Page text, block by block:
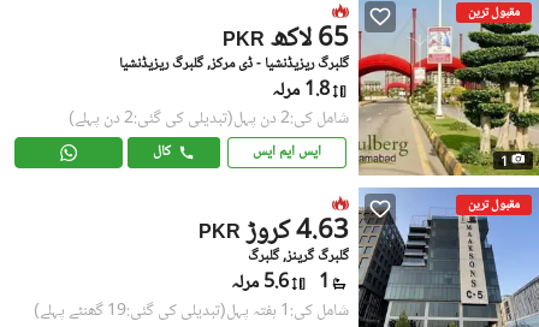
مقبول ترین
1
PKR 65 لاکھ
گلبرگ ریزیڈنشیا - ڈی مرکز, گلبرگ ریزیڈنشیا
1.8 مرلہ
شامل کی:2 دن پہل (تبدیلی کی گئی:2 دن پہلے)
ایس ایم ایس کال
مقبول ترین
PKR 4.63 کروڑ
گلبرگ گرینز, گلبرگ
1 5.6 مرلہ
شامل کی:1 ہفتہ پہل (تبدیلی کی گئی:19 گھنٹے پہلے)